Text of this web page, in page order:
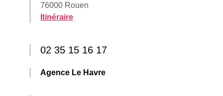
76000 Rouen
Itinéraire
02 35 15 16 17
Agence Le Havre